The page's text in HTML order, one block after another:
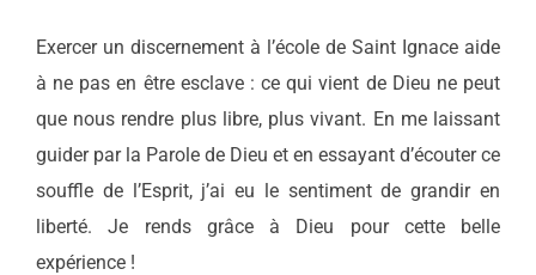
Exercer un discernement à l’école de Saint Ignace aide
à ne pas en être esclave : ce qui vient de Dieu ne peut
que nous rendre plus libre, plus vivant. En me laissant
guider par la Parole de Dieu et en essayant d’écouter ce
souffle de l’Esprit, j’ai eu le sentiment de grandir en
liberté. Je rends grâce à Dieu pour cette belle
expérience !